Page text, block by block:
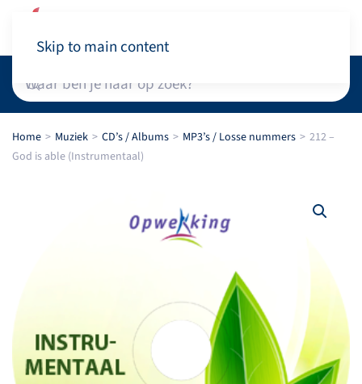
Skip to main content
Home Muziek CD’s / Albums MP3’s / Losse nummers
212 –
God is able (Instrumentaal)